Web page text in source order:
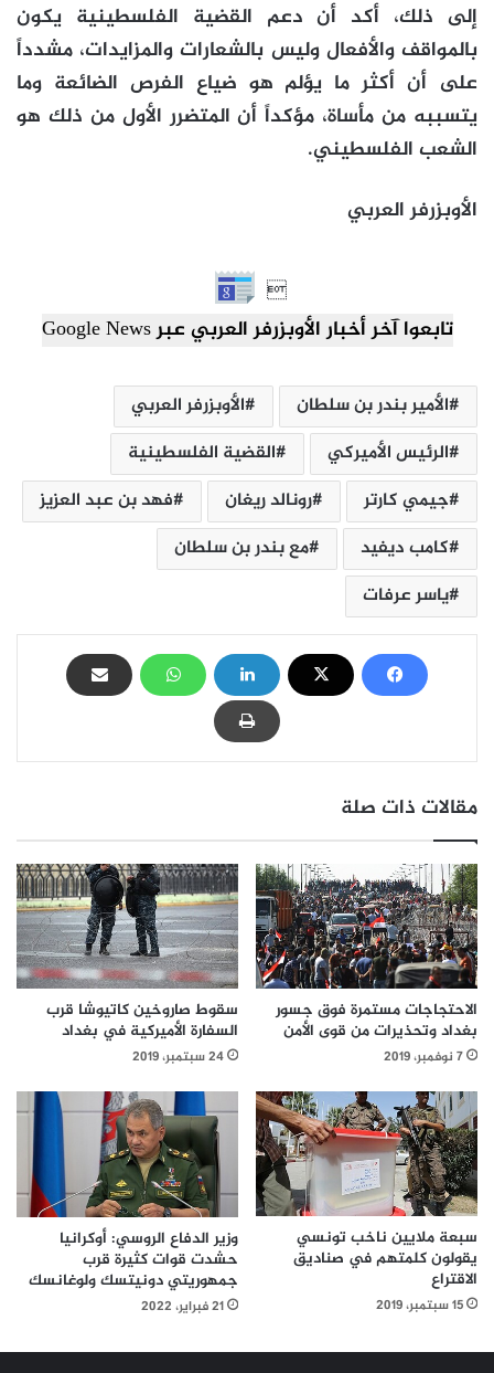
إلى ذلك، أكد أن دعم القضية الفلسطينية يكون
بالمواقف والأفعال وليس بالشعارات والمزايدات، مشدداً
على أن أكثر ما يؤلم هو ضياع الفرص الضائعة وما
يتسببه من مأساة، مؤكداً أن المتضرر الأول من ذلك هو
الشعب الفلسطيني.
الأوبزرفر العربي

تابعوا آخر أخبار الأوبزرفر العربي عبر Google News
الأمير بندر بن سلطان
الأوبزرفر العربي
الرئيس الأميركي
القضية الفلسطينية
جيمي كارتر
رونالد ريغان
فهد بن عبد العزيز
كامب ديفيد
مع بندر بن سلطان
ياسر عرفات
مقالات ذات صلة
الاحتجاجات مستمرة فوق جسور
بغداد وتحذيرات من قوى الأمن
7 نوفمبر، 2019
سقوط صاروخين كاتيوشا قرب
السفارة الأميركية في بغداد
24 سبتمبر، 2019
سبعة ملايين ناخب تونسي
يقولون كلمتهم في صناديق
الاقتراع
15 سبتمبر، 2019
وزير الدفاع الروسي: أوكرانيا
حشدت قوات كثيرة قرب
جمهوريتي دونيتسك ولوغانسك
21 فبراير، 2022